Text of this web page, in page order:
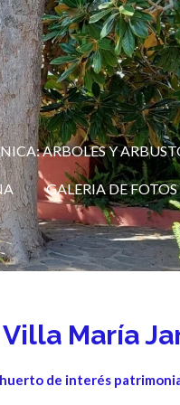
ARBOLES Y
GALERIA DE FOTOS
María
de interés